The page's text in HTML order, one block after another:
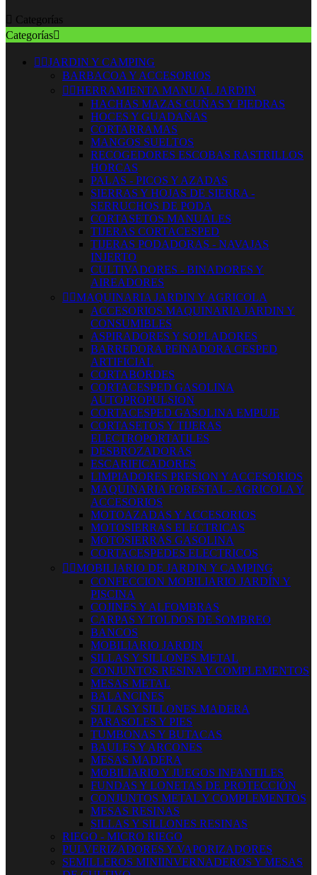
 Categorías
Categorías
 JARDIN Y CAMPING
BARBACOA Y ACCESORIOS
 HERRAMIENTA MANUAL JARDIN
HACHAS MAZAS CUÑAS Y PIEDRAS
HOCES Y GUADAÑAS
CORTARRAMAS
MANGOS SUELTOS
RECOGEDORES ESCOBAS RASTRILLOS
HORCAS
PALAS - PICOS Y AZADAS
SIERRAS Y HOJAS DE SIERRA -
SERRUCHOS DE PODA
CORTASETOS MANUALES
TIJERAS CORTACESPED
TIJERAS PODADORAS - NAVAJAS
INJERTO
CULTIVADORES - BINADORES Y
AIREADORES
 MAQUINARIA JARDIN Y AGRICOLA
ACCESORIOS MAQUINARIA JARDIN Y
CONSUMIBLES
ASPIRADORES Y SOPLADORES
BARREDORA PEINADORA CESPED
ARTIFICIAL
CORTABORDES
CORTACESPED GASOLINA
AUTOPROPULSION
CORTACESPED GASOLINA EMPUJE
CORTASETOS Y TIJERAS
ELECTROPORTATILES
DESBROZADORAS
ESCARIFICADORES
LIMPIADORES PRESION Y ACCESORIOS
MAQUINARIA FORESTAL - AGRICOLA Y
ACCESORIOS
MOTOAZADAS Y ACCESORIOS
MOTOSIERRAS ELECTRICAS
MOTOSIERRAS GASOLINA
CORTACESPEDES ELECTRICOS
 MOBILIARIO DE JARDIN Y CAMPING
CONFECCION MOBILIARIO JARDÍN Y
PISCINA
COJINES Y ALFOMBRAS
CARPAS Y TOLDOS DE SOMBREO
BANCOS
MOBILIARIO JARDIN
SILLAS Y SILLONES METAL
CONJUNTOS RESINA Y COMPLEMENTOS
MESAS METAL
BALANCINES
SILLAS Y SILLONES MADERA
PARASOLES Y PIES
TUMBONAS Y BUTACAS
BAULES Y ARCONES
MESAS MADERA
MOBILIARIO Y JUEGOS INFANTILES
FUNDAS Y LONETAS DE PROTECCIÓN
CONJUNTOS METAL Y COMPLEMENTOS
MESAS RESINAS
SILLAS Y SILLONES RESINAS
RIEGO - MICRO RIEGO
PULVERIZADORES Y VAPORIZADORES
SEMILLEROS MINIINVERNADEROS Y MESAS